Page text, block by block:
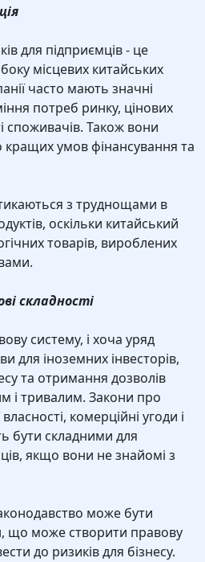
для підприємців - це
місцевих китайських
часто мають значні
потреб ринку, цінових
споживачів. Також вони
умов фінансування та
з труднощами в
оскільки китайський
товарів, вироблених
складності
систему, і хоча уряд
для іноземних інвесторів,
та отримання дозволів
і тривалим. Закони про
комерційні угоди і
бути складними для
якщо вони не знайомі з
може бути
що може створити правову
до ризиків для бізнесу.